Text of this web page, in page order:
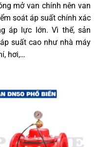
mở van chính nên van
soát áp suất chính xác
áp lực lớn. Vì thế, sản
suất cao như nhà máy
hơi,…